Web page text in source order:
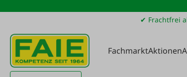
Hauptinhalt springen
Zur Suche springen
Zur Hauptnavigation springen
✔ Frachtfrei
FachmarktAktionen